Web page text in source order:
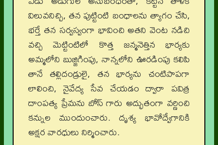
విలువనిచ్చి, తన పుట్టింటి బంధాలను త్యాగం చేసి,
భర్తే తన సర్వస్వంగా భావించి అతని వెంట నడిచి
వచ్చి మెట్టింటిలో కొత్త జన్మనెత్తిన భార్యకు
అమ్మలోని బుజ్జిగింపు, నాన్నలోని ఊరడింపు కలిపి
తానే తల్లిదండ్రులై, తన భార్యను చంటిపాపగా
లాలించి, నైవేద్య సేవ చేయడం ద్వారా పవిత్ర
దాంపత్య ప్రేమను బోస్ గారు అద్భుతంగా వర్ణించి
కన్నుల ముందుంచారు. దృశ్య భావోద్వేగానికి
అక్షర వారధులు నిర్మించారు.